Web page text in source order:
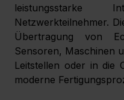
leistungsstarke
Netzwerkteilnehmer.
Übertragung von
Sensoren, Maschinen
Leitstellen oder in die
moderne